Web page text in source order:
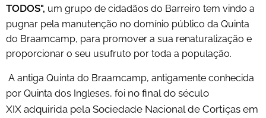
TODOS", um grupo de cidadãos do Barreiro tem vindo a
pugnar pela manutenção no domínio público da Quinta
do Braamcamp, para promover a sua renaturalização e
proporcionar o seu usufruto por toda a população.
A antiga Quinta do Braamcamp, antigamente conhecida
por Quinta dos Ingleses, foi no final do século
XIX adquirida pela Sociedade Nacional de Cortiças em